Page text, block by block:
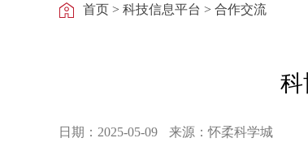
首页 > 科技信息平台 > 合作交流
科
日期：2025-05-09 来源：怀柔科学城